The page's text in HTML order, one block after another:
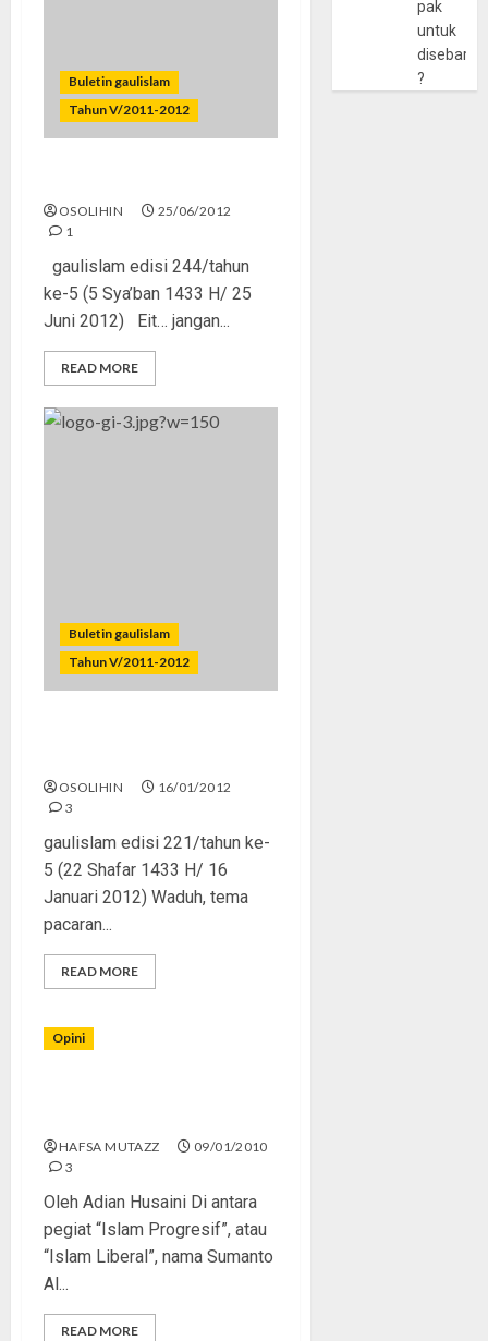
Buletin gaulislam
Tahun V/2011-2012
OSOLIHIN
25/06/2012
1
gaulislam edisi 244/tahun
ke-5 (5 Sya’ban 1433 H/ 25
Juni 2012) Eit… jangan...
READ MORE
Buletin gaulislam
Tahun V/2011-2012
OSOLIHIN
16/01/2012
3
gaulislam edisi 221/tahun ke-
5 (22 Shafar 1433 H/ 16
Januari 2012) Waduh, tema
pacaran...
READ MORE
Opini
HAFSA MUTAZZ
09/01/2010
3
Oleh Adian Husaini Di antara
pegiat “Islam Progresif”, atau
“Islam Liberal”, nama Sumanto
Al...
READ MORE
pak
untuk
?